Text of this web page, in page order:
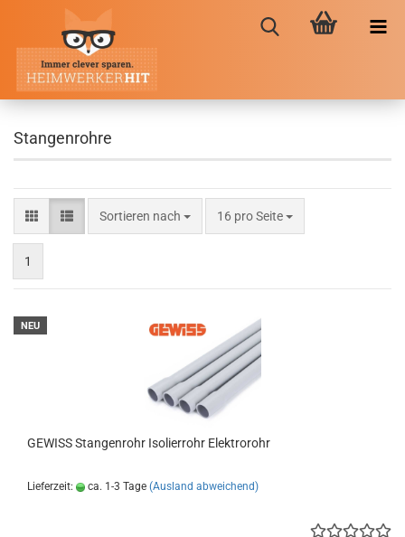
Stangenrohre
Sortieren nach
Sortieren nach 16 pro Seite
pro Seite
1
NEU
GEWISS Stangenrohr Isolierrohr Elektrorohr
Lieferzeit: ca. 1-3 Tage (Ausland abweichend)